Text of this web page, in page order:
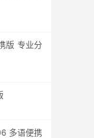
版 专业分
多语便携